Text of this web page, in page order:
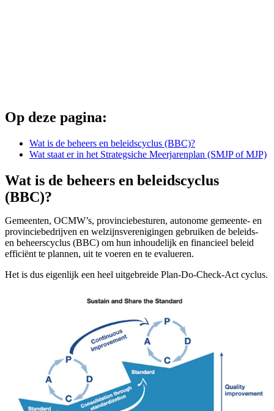
Op deze pagina:
Wat is de beheers en beleidscyclus (BBC)?
Wat staat er in het Strategsiche Meerjarenplan (SMJP of MJP)
Wat is de beheers en beleidscyclus
(BBC)?
Gemeenten, OCMW’s, provinciebesturen, autonome gemeente- en
provinciebedrijven en welzijnsverenigingen gebruiken de beleids-
en beheerscyclus (BBC) om hun inhoudelijk en financieel beleid
efficiënt te plannen, uit te voeren en te evalueren.
Het is dus eigenlijk een heel uitgebreide Plan-Do-Check-Act cyclus.